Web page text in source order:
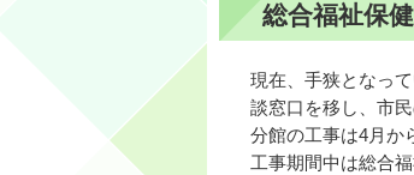
総合福祉保
現在、手狭となっ
談窓口を移し、市
分館の工事は4月か
工事期間中は総合